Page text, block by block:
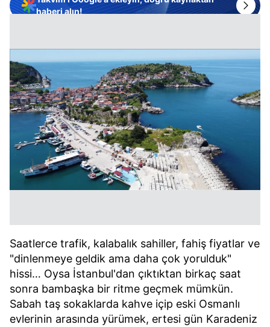
haberi alın!
Saatlerce trafik, kalabalık sahiller, fahiş fiyatlar ve
"dinlenmeye geldik ama daha çok yorulduk"
hissi… Oysa İstanbul'dan çıktıktan birkaç saat
sonra bambaşka bir ritme geçmek mümkün.
Sabah taş sokaklarda kahve içip eski Osmanlı
evlerinin arasında yürümek, ertesi gün Karadeniz